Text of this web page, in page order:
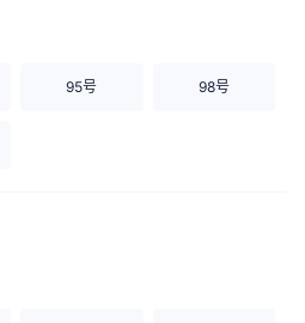
95号 98号